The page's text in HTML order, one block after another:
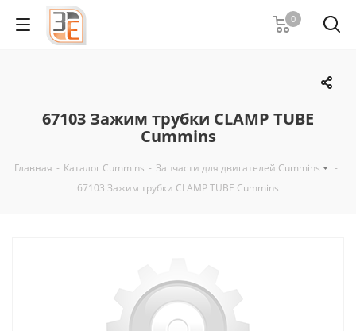
0
67103 Зажим трубки CLAMP TUBE
Cummins
Главная - Каталог Cummins - Запчасти для двигателей Cummins
-
67103 Зажим трубки CLAMP TUBE Cummins